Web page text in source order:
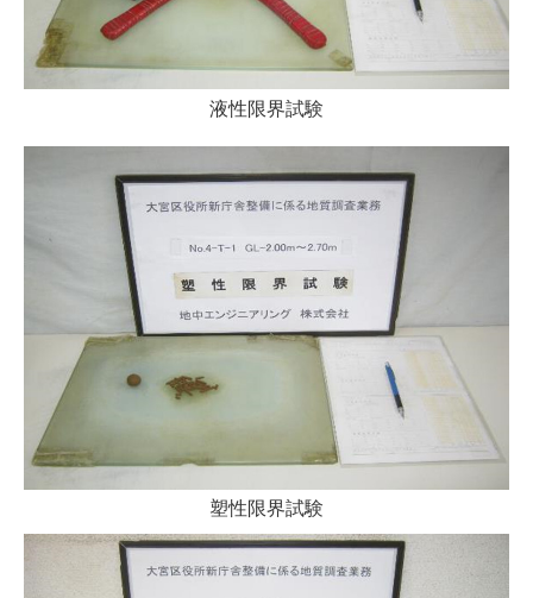
液性限界試験
塑性限界試験